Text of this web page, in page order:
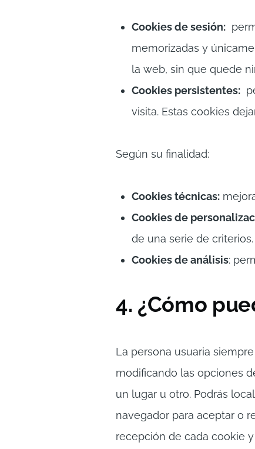
Cookies de sesión:
memorizadas y
la web, sin que quede
Cookies persistentes:
visita. Estas cookies
Según su finalidad:
Cookies técnicas:
Cookies de
de una serie de criterios.
Cookies de análisis:
4. ¿Cómo
La persona usuaria
modificando las opciones
un lugar u otro. Podrás
navegador para aceptar o
recepción de cada cookie